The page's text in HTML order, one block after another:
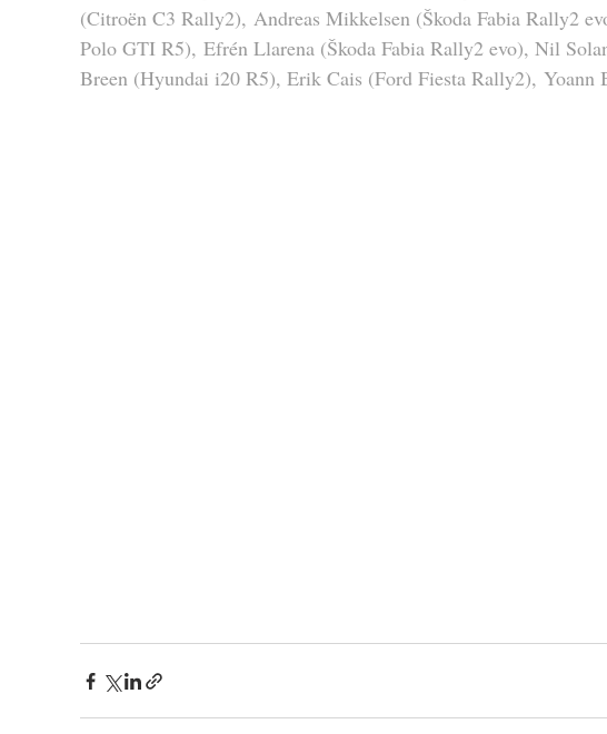
(Citroën C3 Rally2), Andreas Mikkelsen (Škoda Fabia Rally2
Polo GTI R5), Efrén Llarena (Škoda Fabia Rally2 evo), Nil
Breen (Hyundai i20 R5), Erik Cais (Ford Fiesta Rally2),